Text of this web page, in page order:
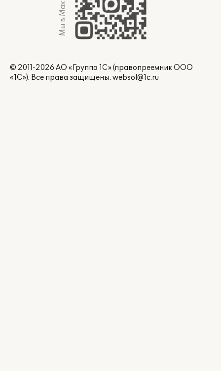
Мы в Max
© 2011-2026 АО «Группа 1С» (правопреемник ООО
«1С»). Все права защищены. websol@1c.ru